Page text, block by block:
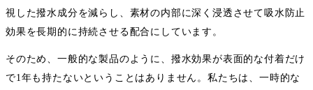
視した撥水成分を減らし、素材の内部に深く浸透させて吸水防止
効果を長期的に持続させる配合にしています。
そのため、一般的な製品のように、撥水効果が表面的な付着だけ
で1年も持たないということはありません。私たちは、一時的な